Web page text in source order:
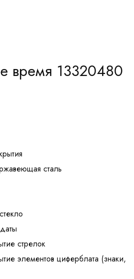
время 13320480
сталь
стрелок
элементов циферблата (знаки,